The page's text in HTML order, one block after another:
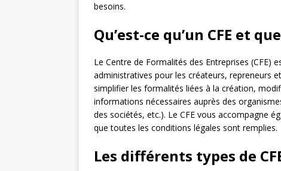
besoins.
Qu’est-ce qu’un CFE et
Le Centre de Formalités des Entreprises (CFE)
administratives pour les créateurs, repreneurs
simplifier les formalités liées à la création,
informations nécessaires auprès des
des sociétés, etc.). Le CFE vous accompagne
que toutes les conditions légales sont remplies.
Les différents types de